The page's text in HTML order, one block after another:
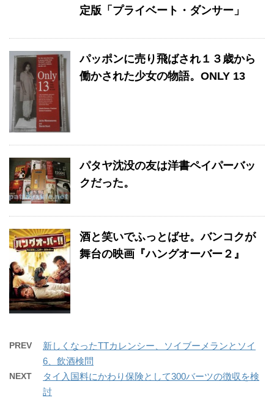
定版「プライベート・ダンサー」
パッポンに売り飛ばされ１３歳から
働かされた少女の物語。ONLY 13
パタヤ沈没の友は洋書ペイパーバッ
クだった。
酒と笑いでふっとばせ。バンコクが
舞台の映画『ハングオーバー２』
PREV
新しくなったTTカレンシー、ソイブーメランとソイ
6、飲酒検問
NEXT
タイ入国料にかわり保険として300バーツの徴収を検
討